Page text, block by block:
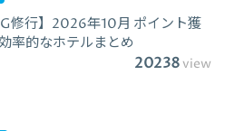
修行】2026年10月 ポイント獲
率的なホテルまとめ
20238view